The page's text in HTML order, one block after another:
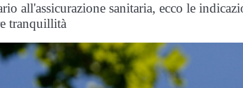
all'assicurazione sanitaria, ecco le
tranquillità